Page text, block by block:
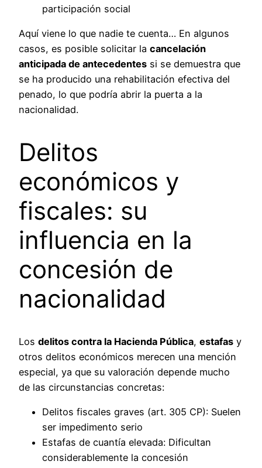
participación social
Aquí viene lo que nadie te cuenta… En algunos
casos, es posible solicitar la cancelación
anticipada de antecedentes si se demuestra que
se ha producido una rehabilitación efectiva del
penado, lo que podría abrir la puerta a la
nacionalidad.
Delitos
económicos y
fiscales: su
influencia en la
concesión de
nacionalidad
Los delitos contra la Hacienda Pública, estafas y
otros delitos económicos merecen una mención
especial, ya que su valoración depende mucho
de las circunstancias concretas:
Delitos fiscales graves (art. 305 CP): Suelen
ser impedimento serio
Estafas de cuantía elevada: Dificultan
considerablemente la concesión